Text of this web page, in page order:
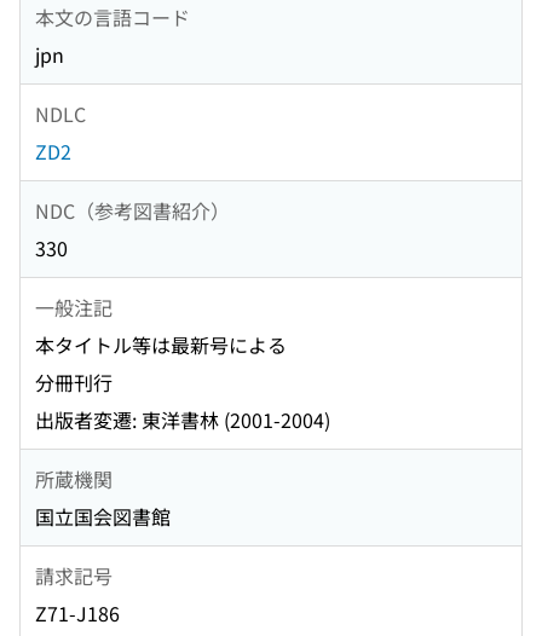
本文の言語コード
jpn
NDLC
ZD2
NDC（参考図書紹介）
330
一般注記
本タイトル等は最新号による
分冊刊行
出版者変遷: 東洋書林 (2001-2004)
所蔵機関
国立国会図書館
請求記号
Z71-J186